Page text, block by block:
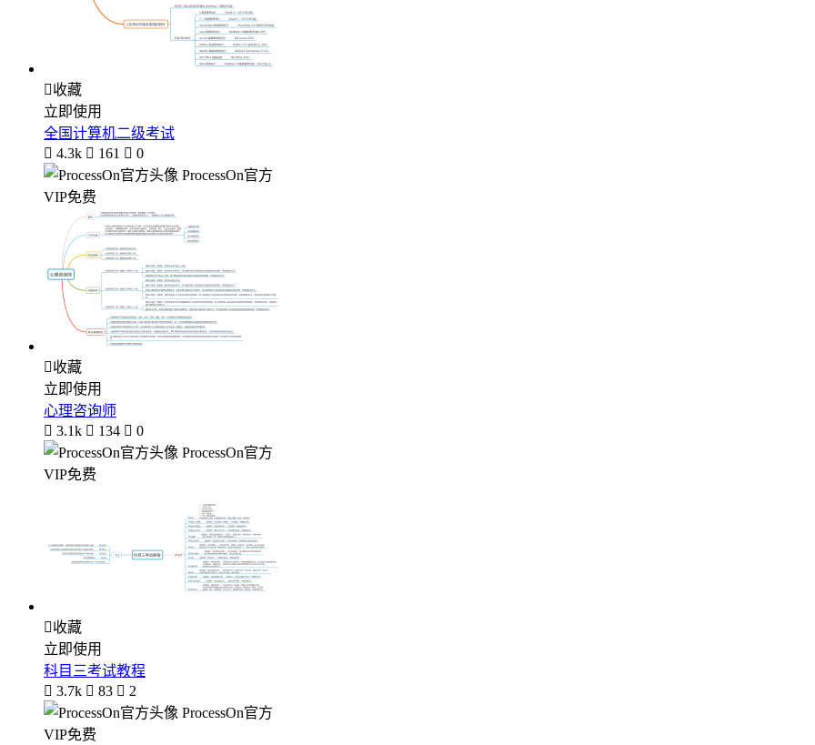
收藏
立即使用
全国计算机二级考试
 4.3k  161  0
ProcessOn官方
VIP免费
收藏
立即使用
心理咨询师
 3.1k  134  0
ProcessOn官方
VIP免费
收藏
立即使用
科目三考试教程
 3.7k  83  2
ProcessOn官方
VIP免费